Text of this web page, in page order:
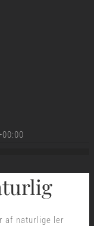
af naturlige ler